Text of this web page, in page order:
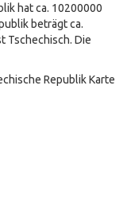
hat ca. 10200000
beträgt ca.
Tschechisch. Die